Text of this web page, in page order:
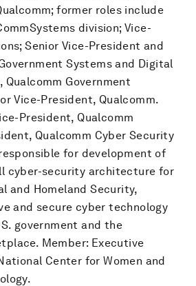
former roles include
division; Vice-
Senior Vice-President and
Systems and Digital
Qualcomm Government
Vice-President, Qualcomm.
President, Qualcomm
Qualcomm Cyber Security
for development of
cyber-security architecture for
and Homeland Security,
and secure cyber technology
government and the
Member: Executive
Center for Women and